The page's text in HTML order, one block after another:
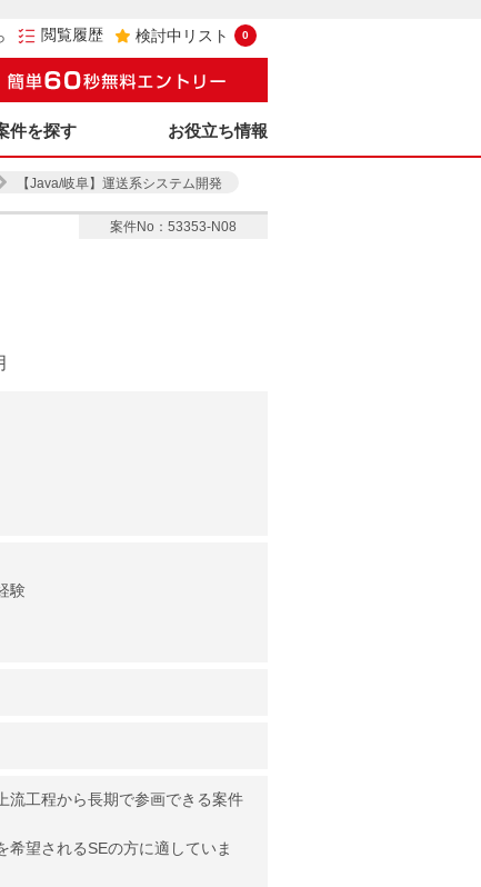
閲覧履歴 検討中リスト 0
件を探す お役立ち情報
【Java/岐阜】運送系システム開発
案件No：53353-N08
験
流工程から長期で参画できる案件
望されるSEの方に適していま